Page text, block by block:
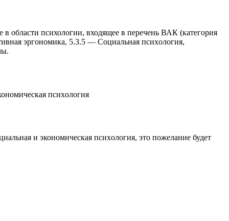
области психологии, входящее в перечень ВАК (категория
эргономика, 5.3.5 — Социальная псиxология,
псиxология
и экономическая псиxология, это пожелание будет